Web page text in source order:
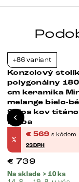
+86 variant
Konzolový
polygonálny
cm keramika
melange bielo-
Spios kov
farba
%
€ 569 s kódom
23DPH
€ 739
Na sklade > 10 ks